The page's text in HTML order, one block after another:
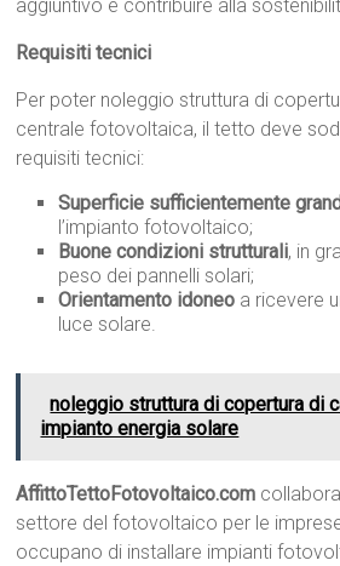
aggiuntivo e contribuire alla
Requisiti tecnici
Per poter noleggio struttura di
centrale fotovoltaica, il tetto deve
requisiti tecnici:
Superficie sufficientemente
l’impianto fotovoltaico;
Buone condizioni strutturali, in
peso dei pannelli solari;
Orientamento idoneo a ricevere
luce solare.
noleggio struttura di copertura di
impianto energia solare
AffittoTettoFotovoltaico.com
settore del fotovoltaico per le
occupano di installare impianti